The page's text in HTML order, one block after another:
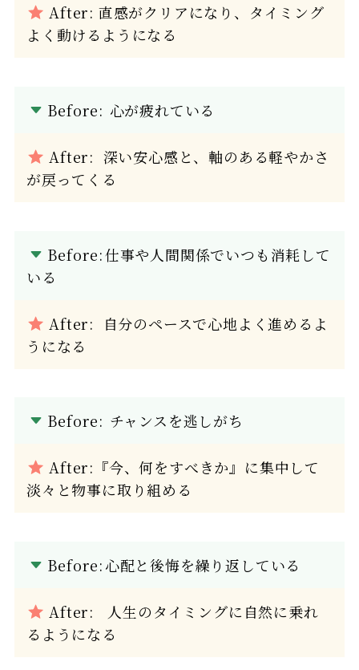
After: 直感がクリアになり、タイミング
よく動けるようになる
Before: 心が疲れている
After: 深い安心感と、軸のある軽やかさ
が戻ってくる
Before:仕事や人間関係でいつも消耗して
いる
After: 自分のペースで心地よく進めるよ
うになる
Before: チャンスを逃しがち
After:『今、何をすべきか』に集中して
淡々と物事に取り組める
Before:心配と後悔を繰り返している
After: 人生のタイミングに自然に乗れ
るようになる